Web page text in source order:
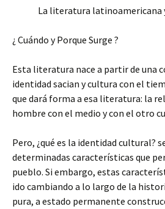
La literatura latinoamericana
¿ Cuándo y Porque Surge ?
Esta literatura nace a partir de una
identidad sacian y cultura con el
que dará forma a esa literatura: la
hombre con el medio y con el otro
Pero, ¿qué es la identidad cultural?
determinadas características que
pueblo. Si embargo, estas
ido cambiando a lo largo de la
pura, a estado permanente